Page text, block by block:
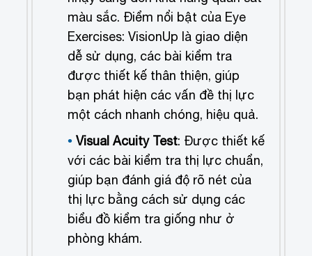
màu sắc. Điểm nổi bật của Eye
Exercises: VisionUp là giao diện
dễ sử dụng, các bài kiểm tra
được thiết kế thân thiện, giúp
bạn phát hiện các vấn đề thị lực
một cách nhanh chóng, hiệu quả.
Visual Acuity Test: Được thiết kế
với các bài kiểm tra thị lực chuẩn,
giúp bạn đánh giá độ rõ nét của
thị lực bằng cách sử dụng các
biểu đồ kiểm tra giống như ở
phòng khám.